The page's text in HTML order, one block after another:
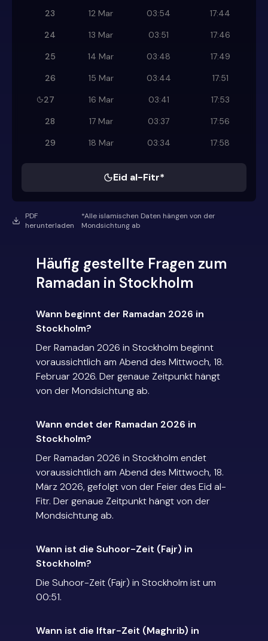
23
12 Mar 03:54
17:44
24
13 Mar 03:51
17:46
25
14 Mar 03:48
17:49
26
15 Mar 03:44
17:51
27
16 Mar 03:41
17:53
28
17 Mar 03:37
17:56
29
18 Mar 03:34 17:58
Eid al-Fitr*
PDF
herunterladen
*Alle islamischen Daten hängen von der
Mondsichtung ab
Häufig gestellte Fragen zum
Ramadan in Stockholm
Wann beginnt der Ramadan 2026 in
Stockholm?
Der Ramadan 2026 in Stockholm beginnt
voraussichtlich am Abend des Mittwoch, 18.
Februar 2026. Der genaue Zeitpunkt hängt
von der Mondsichtung ab.
Wann endet der Ramadan 2026 in
Stockholm?
Der Ramadan 2026 in Stockholm endet
voraussichtlich am Abend des Mittwoch, 18.
März 2026, gefolgt von der Feier des Eid al-
Fitr. Der genaue Zeitpunkt hängt von der
Mondsichtung ab.
Wann ist die Suhoor-Zeit (Fajr) in
Stockholm?
Die Suhoor-Zeit (Fajr) in Stockholm ist um
00:51.
Wann ist die Iftar-Zeit (Maghrib) in